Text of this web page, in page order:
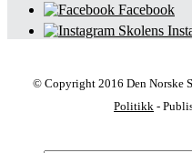
Facebook
Skolens
© Copyright 2016 Den Norske
Politikk -